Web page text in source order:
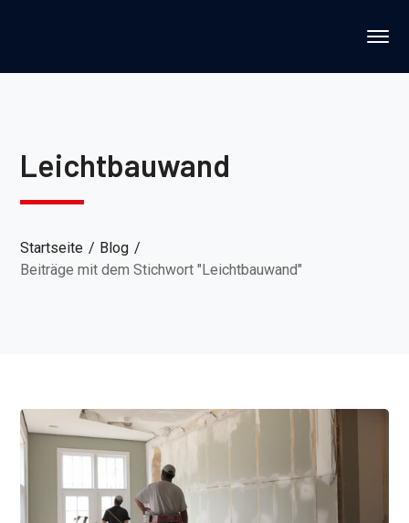
Leichtbauwand
Startseite
Blog
Beiträge mit dem Stichwort "Leichtbauwand"